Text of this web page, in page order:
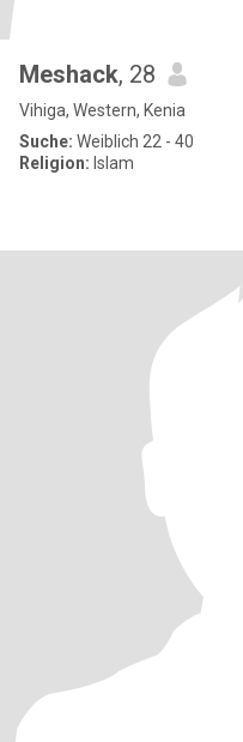
Meshack, 28
Vihiga, Western, Kenia
Suche: Weiblich 22 - 40
Religion: Islam